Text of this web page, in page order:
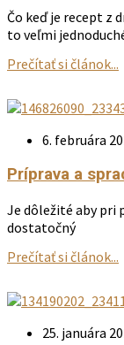
Čo keď je recept z
to veľmi
Prečítať si článok...
6. februára
Príprava a
Je dôležité aby pri
dostatočný
Prečítať si článok...
25. januára